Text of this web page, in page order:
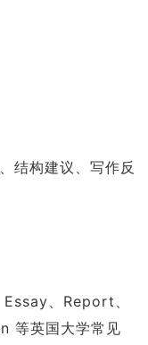
结构建议、写作反
、Report、
等英国大学常见